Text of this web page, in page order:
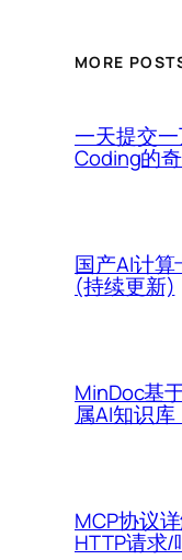
MORE
一天提交
Coding的
国产AI计
(持续更新)
MinDoc基
属AI知识库
MCP协议
HTTP请求